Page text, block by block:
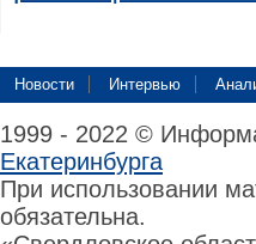
Новости Интервью
1999 - 2022 ©
Екатеринбурга
При использовании
обязательна.